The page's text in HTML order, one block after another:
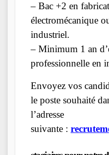
– Bac +2 en
électromécanique
industriel.
– Minimum 1 an
professionnelle en
Envoyez vos
le poste souhaité
l’adresse
suivante :